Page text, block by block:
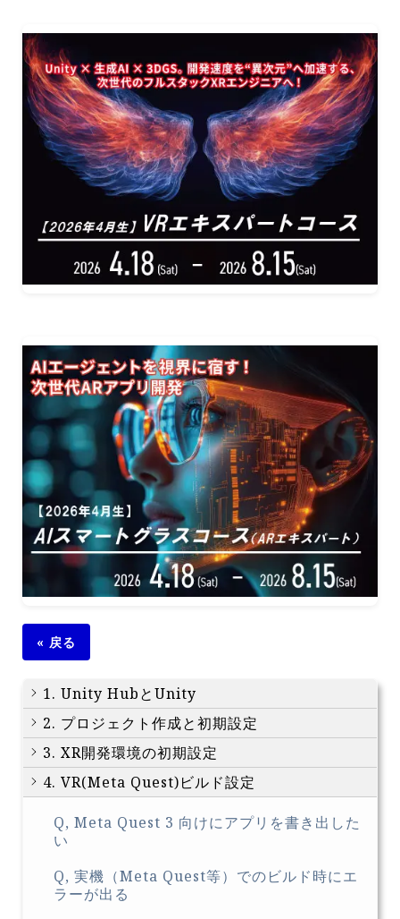
« 戻る
1. Unity HubとUnity
2. プロジェクト作成と初期設定
3. XR開発環境の初期設定
4. VR(Meta Quest)ビルド設定
Q, Meta Quest 3 向けにアプリを書き出した
い
Q, 実機（Meta Quest等）でのビルド時にエ
ラーが出る